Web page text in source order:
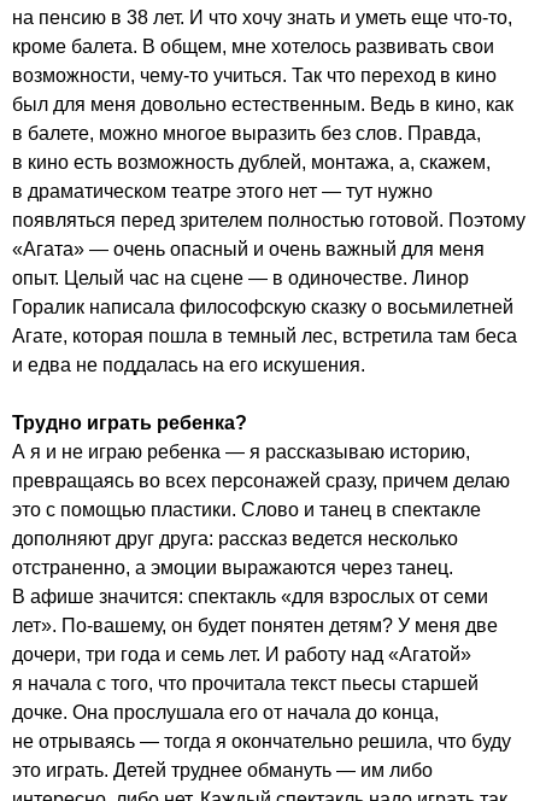
на пенсию в 38 лет. И что хочу знать и уметь еще что-то,
кроме балета. В общем, мне хотелось развивать свои
возможности, чему-то учиться. Так что переход в кино
был для меня довольно естественным. Ведь в кино, как
в балете, можно многое выразить без слов. Правда,
в кино есть возможность дублей, монтажа, а, скажем,
в драматическом театре этого нет — тут нужно
появляться перед зрителем полностью готовой. Поэтому
«Агата» — очень опасный и очень важный для меня
опыт. Целый час на сцене — в одиночестве. Линор
Горалик написала философскую сказку о восьмилетней
Агате, которая пошла в темный лес, встретила там беса
и едва не поддалась на его искушения.
Трудно играть ребенка?
А я и не играю ребенка — я рассказываю историю,
превращаясь во всех персонажей сразу, причем делаю
это с помощью пластики. Слово и танец в спектакле
дополняют друг друга: рассказ ведется несколько
отстраненно, а эмоции выражаются через танец.
В афише значится: спектакль «для взрослых от семи
лет». По-вашему, он будет понятен детям? У меня две
дочери, три года и семь лет. И работу над «Агатой»
я начала с того, что прочитала текст пьесы старшей
дочке. Она прослушала его от начала до конца,
не отрываясь — тогда я окончательно решила, что буду
это играть. Детей труднее обмануть — им либо